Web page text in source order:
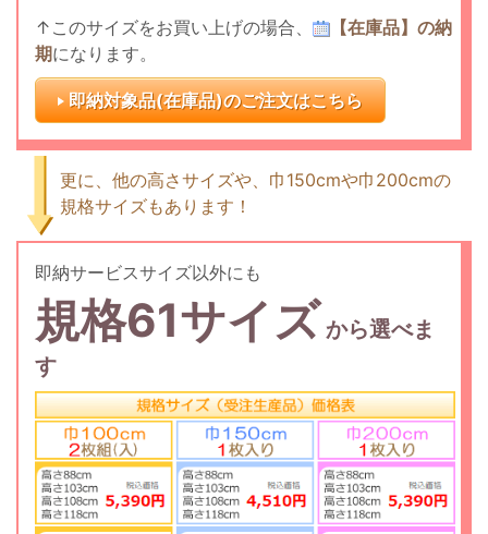
↑このサイズをお買い上げの場合、
【在庫品】の納
期になります。
即納対象品(在庫品)のご注文はこちら
更に、他の高さサイズや、巾150cmや巾200cmの
規格サイズもあります！
即納サービスサイズ以外にも
規格61サイズ から選べま
す